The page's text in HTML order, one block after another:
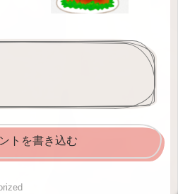
トを書き込む